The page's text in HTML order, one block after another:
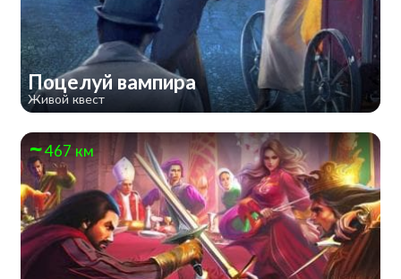
Поцелуй вампира
Живой квест
467 км